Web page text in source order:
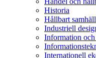
Historia
Hållbart
Industriell
Information
Internationell